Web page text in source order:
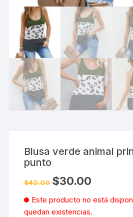
Blusa verde animal
punto
$40.00 El
precio
era:
$40.00.
$30.00
es:
Este producto no está
quedan existencias.